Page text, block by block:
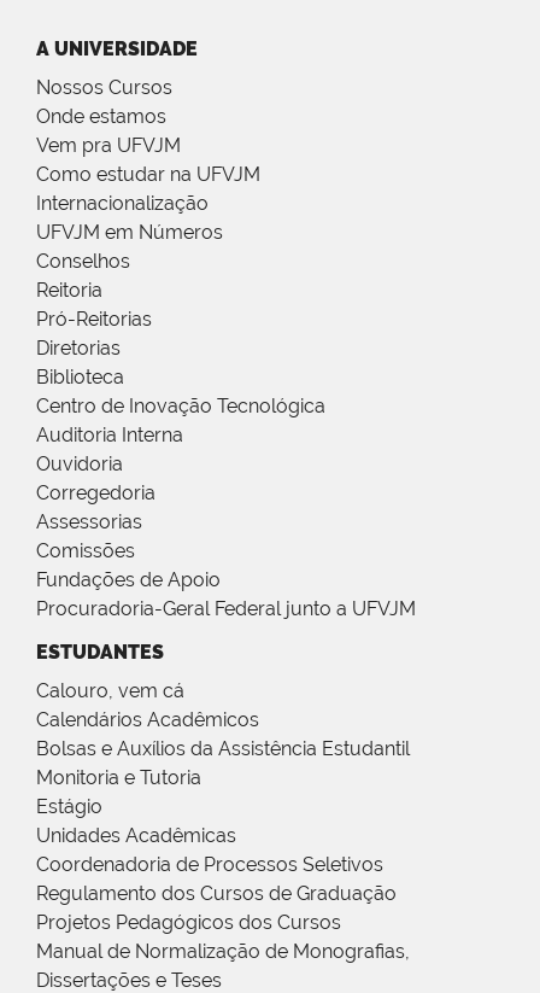
A UNIVERSIDADE
Nossos Cursos
Onde estamos
Vem pra UFVJM
Como estudar na UFVJM
Internacionalização
UFVJM em Números
Conselhos
Reitoria
Pró-Reitorias
Diretorias
Biblioteca
Centro de Inovação Tecnológica
Auditoria Interna
Ouvidoria
Corregedoria
Assessorias
Comissões
Fundações de Apoio
Procuradoria-Geral Federal junto a UFVJM
ESTUDANTES
Calouro, vem cá
Calendários Acadêmicos
Bolsas e Auxílios da Assistência Estudantil
Monitoria e Tutoria
Estágio
Unidades Acadêmicas
Coordenadoria de Processos Seletivos
Regulamento dos Cursos de Graduação
Projetos Pedagógicos dos Cursos
Manual de Normalização de Monografias,
Dissertações e Teses